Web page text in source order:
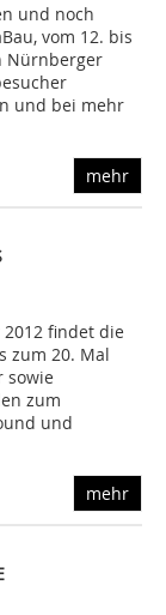
und noch
vom 12. bis
Nürnberger
und bei mehr
mehr
2012 findet die
zum 20. Mal
sowie
zum
und
mehr